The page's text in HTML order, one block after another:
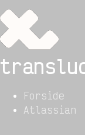
Forside
Atlassian